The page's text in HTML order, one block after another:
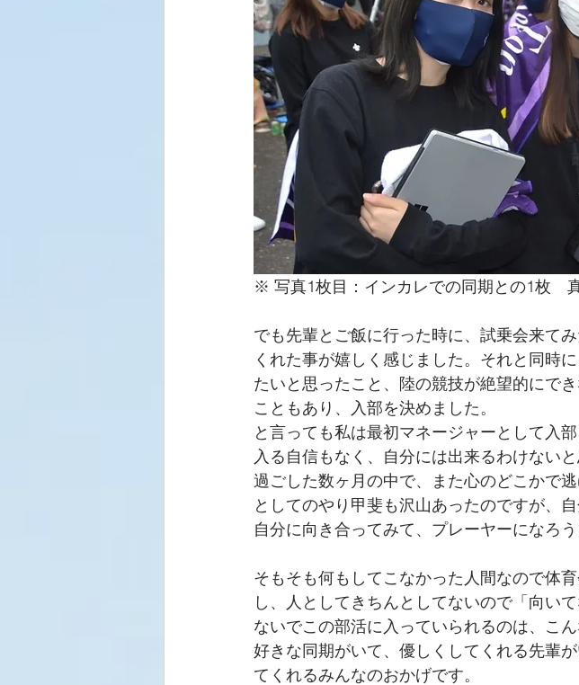
※ 写真1枚目：インカレでの同期との1枚　
でも先輩とご飯に行った時に、試乗会来て
くれた事が嬉しく感じました。それと同時
たいと思ったこと、陸の競技が絶望的にで
こともあり、入部を決めました。
と言っても私は最初マネージャーとして入
入る自信もなく、自分には出来るわけない
過ごした数ヶ月の中で、また心のどこかで
としてのやり甲斐も沢山あったのですが、
自分に向き合ってみて、プレーヤーになろう
そもそも何もしてこなかった人間なので体
し、人としてきちんとしてないので「向い
ないでこの部活に入っていられるのは、こ
好きな同期がいて、優しくしてくれる先輩
てくれるみんなのおかげです。